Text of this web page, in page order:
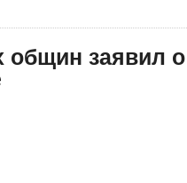
заявил